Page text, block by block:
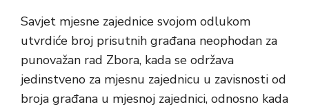
Savjet mjesne zajednice svojom odlukom
utvrdiće broj prisutnih građana neophodan za
punovažan rad Zbora, kada se održava
jedinstveno za mjesnu zajednicu u zavisnosti od
broja građana u mjesnoj zajednici, odnosno kada